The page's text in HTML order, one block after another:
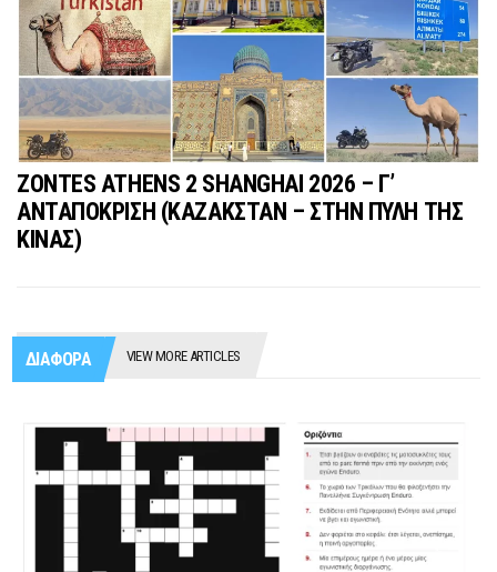
ZONTES ATHENS 2 SHANGHAI 2026 – Γ’
ΑΝΤΑΠΟΚΡΙΣΗ (ΚΑΖΑΚΣΤΑΝ – ΣΤΗΝ ΠΥΛΗ ΤΗΣ
ΚΙΝΑΣ)
ΔΙΑΦΟΡΑ VIEW MORE ARTICLES